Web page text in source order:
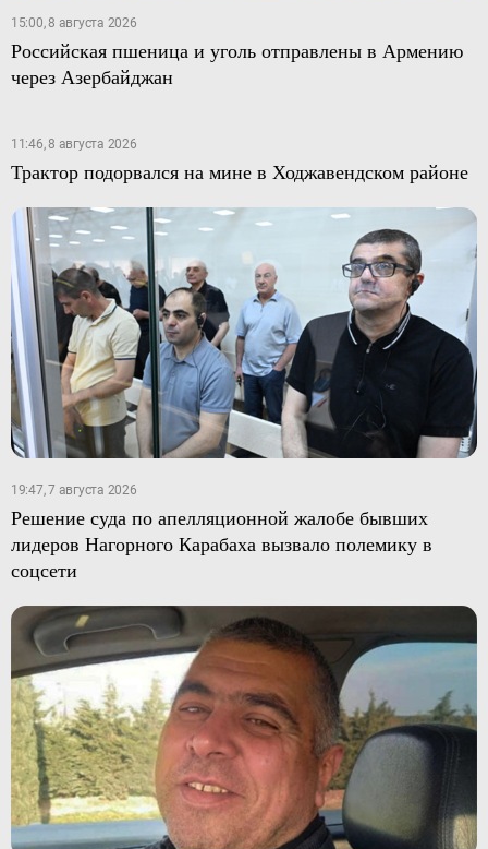
15:00, 8 августа 2026
Российская пшеница и уголь отправлены в Армению
через Азербайджан
11:46, 8 августа 2026
Трактор подорвался на мине в Ходжавендском районе
19:47, 7 августа 2026
Решение суда по апелляционной жалобе бывших
лидеров Нагорного Карабаха вызвало полемику в
соцсети